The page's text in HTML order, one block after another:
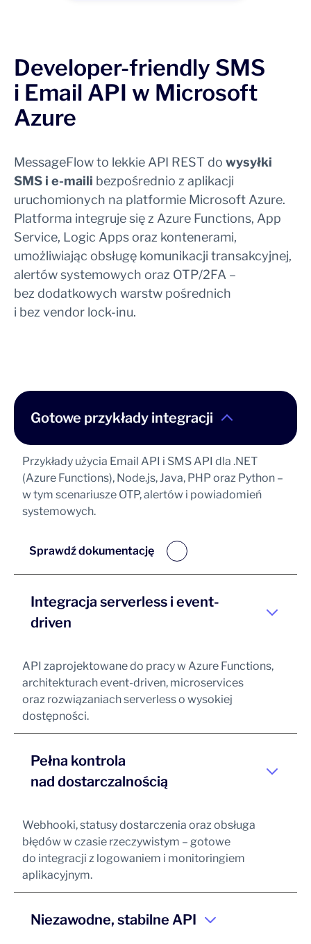
Developer-friendly SMS
i Email API w Microsoft
Azure
MessageFlow to lekkie API REST do wysyłki
SMS i e-maili bezpośrednio z aplikacji
uruchomionych na platformie Microsoft Azure.
Platforma integruje się z Azure Functions, App
Service, Logic Apps oraz kontenerami,
umożliwiając obsługę komunikacji transakcyjnej,
alertów systemowych oraz OTP/2FA –
bez dodatkowych warstw pośrednich
i bez vendor lock-inu.
Gotowe przykłady integracji
Przykłady użycia Email API i SMS API dla .NET
(Azure Functions), Node.js, Java, PHP oraz Python –
w tym scenariusze OTP, alertów i powiadomień
systemowych.
Sprawdź dokumentację
Integracja serverless i event-
driven
API zaprojektowane do pracy w Azure Functions,
architekturach event-driven, microservices
oraz rozwiązaniach serverless o wysokiej
dostępności.
Pełna kontrola
nad dostarczalnością
Webhooki, statusy dostarczenia oraz obsługa
błędów w czasie rzeczywistym – gotowe
do integracji z logowaniem i monitoringiem
aplikacyjnym.
Niezawodne, stabilne API